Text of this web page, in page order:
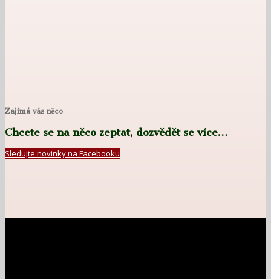
Zajímá vás něco
Chcete se na něco zeptat, dozvědět se více…
Sledujte novinky na Facebooku